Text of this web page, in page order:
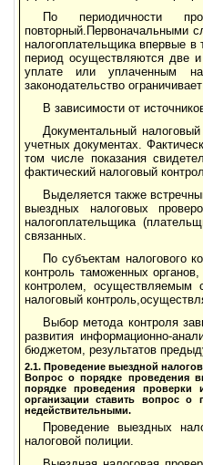
По периодичности
повторный.Первоначальными
налогоплательщика впервые в
период осуществляются две
уплате или уплаченным
законодательство
В зависимости от
Документальный
учетных документах.
том числе показания
фактический нало­говый
Выделяется также
выездных налоговых
налогоплательщика
связанных.
По субъектам налогового
контроль таможенных
контролем, осуществляемым
налоговый
Выбор метода контроля
развития инфор­мационно-
бюджетом, результатов
2.1. Проведение выездной
Вопрос о порядке проведения
порядке проведения проверки
организации ставить вопрос
недействительными.
Проведение выездных
налоговой полиции.